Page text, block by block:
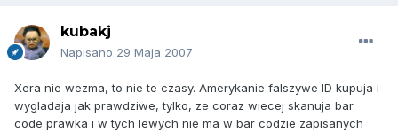
kubakj
Napisano 29 Maja 2007
Xera nie wezma, to nie te czasy. Amerykanie falszywe ID kupuja i
wygladaja jak prawdziwe, tylko, ze coraz wiecej skanuja bar
code prawka i w tych lewych nie ma w bar codzie zapisanych